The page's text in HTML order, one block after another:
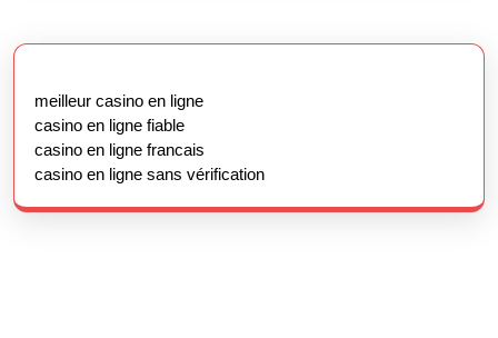
meilleur casino en ligne
casino en ligne fiable
casino en ligne francais
casino en ligne sans vérification